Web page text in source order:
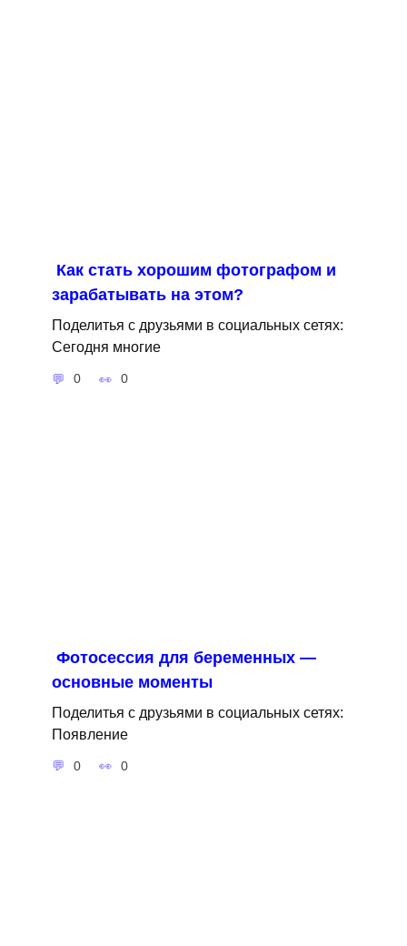
Как стать хорошим фотографом и
зарабатывать на этом?
Поделитья с друзьями в социальных сетях:
Сегодня многие
0 0
Фотосессия для беременных —
основные моменты
Поделитья с друзьями в социальных сетях:
Появление
0 0